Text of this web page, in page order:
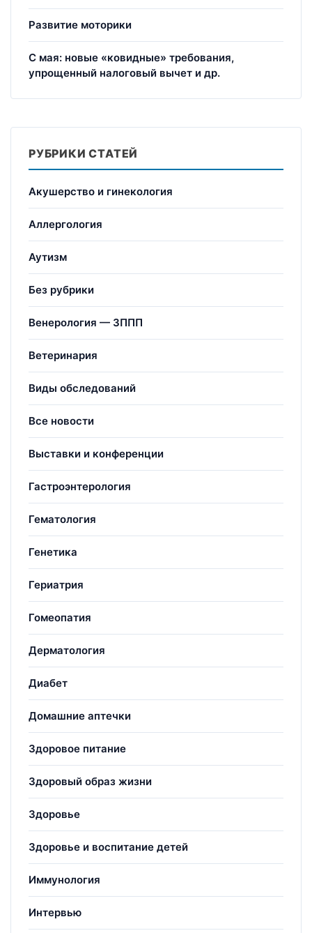
Развитие моторики
С мая: новые «ковидные» требования,
упрощенный налоговый вычет и др.
РУБРИКИ СТАТЕЙ
Акушерство и гинекология
Аллергология
Аутизм
Без рубрики
Венерология — ЗППП
Ветеринария
Виды обследований
Все новости
Выставки и конференции
Гастроэнтерология
Гематология
Генетика
Гериатрия
Гомеопатия
Дерматология
Диабет
Домашние аптечки
Здоровое питание
Здоровый образ жизни
Здоровье
Здоровье и воспитание детей
Иммунология
Интервью